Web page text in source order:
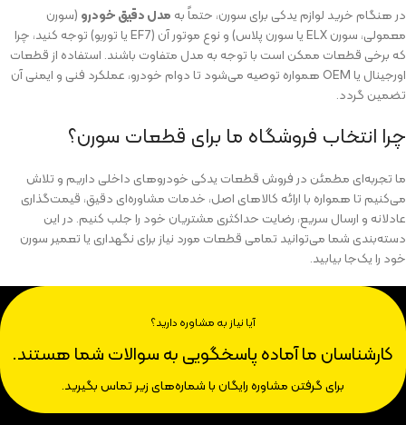
در هنگام خرید لوازم یدکی برای سورن، حتماً به مدل دقیق خودرو (سورن
معمولی، سورن ELX یا سورن پلاس) و نوع موتور آن (EF7 یا توربو) توجه کنید، چرا
که برخی قطعات ممکن است با توجه به مدل متفاوت باشند. استفاده از قطعات
اورجینال یا OEM همواره توصیه می‌شود تا دوام خودرو، عملکرد فنی و ایمنی آن
تضمین گردد.
چرا انتخاب فروشگاه ما برای قطعات سورن؟
ما تجربه‌ای مطمئن در فروش قطعات یدکی خودروهای داخلی داریم و تلاش
می‌کنیم تا همواره با ارائه کالاهای اصل، خدمات مشاوره‌ای دقیق، قیمت‌گذاری
عادلانه و ارسال سریع، رضایت حداکثری مشتریان خود را جلب کنیم. در این
دسته‌بندی شما می‌توانید تمامی قطعات مورد نیاز برای نگهداری یا تعمیر سورن
خود را یک‌جا بیابید.
آیا نیاز به مشاوره دارید؟
کارشناسان ما آماده پاسخگویی به سوالات شما هستند.
برای گرفتن مشاوره رایگان با شماره‌های زیر تماس بگیرید.